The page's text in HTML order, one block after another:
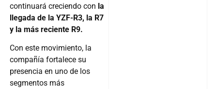
continuará creciendo con la
llegada de la YZF-R3, la R7
y la más reciente R9.
Con este movimiento, la
compañía fortalece su
presencia en uno de los
segmentos más